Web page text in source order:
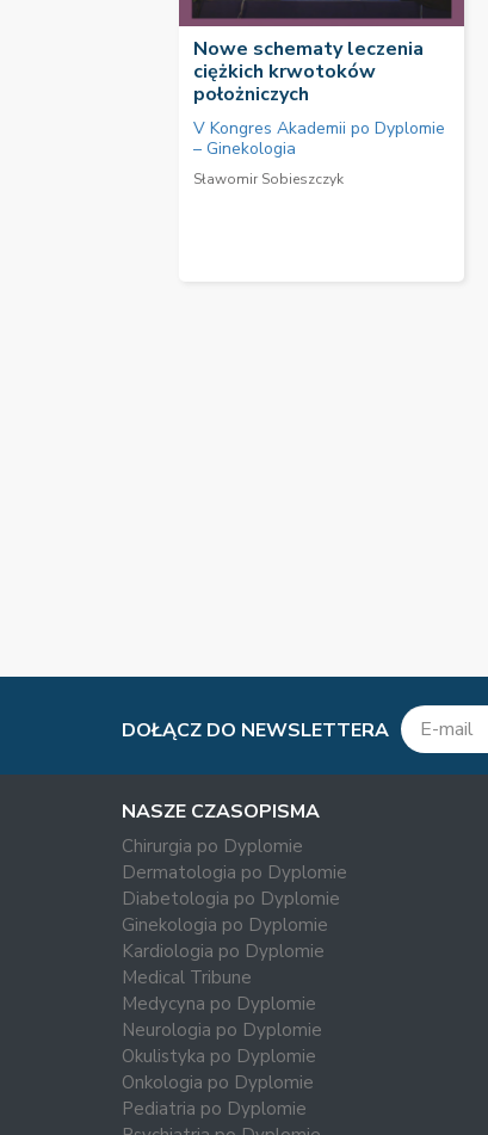
Nowe schematy leczenia
ciężkich krwotoków
położniczych
V Kongres Akademii po Dyplomie
– Ginekologia
Sławomir Sobieszczyk
DOŁĄCZ DO NEWSLETTERA
NASZE CZASOPISMA
Chirurgia po Dyplomie
Dermatologia po Dyplomie
Diabetologia po Dyplomie
Ginekologia po Dyplomie
Kardiologia po Dyplomie
Medical Tribune
Medycyna po Dyplomie
Neurologia po Dyplomie
Okulistyka po Dyplomie
Onkologia po Dyplomie
Pediatria po Dyplomie